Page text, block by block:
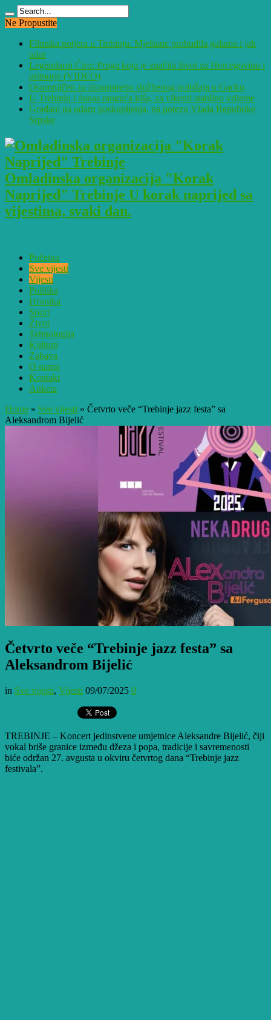
Ne Propustite
Filmska potjera u Trebinju: Mještane probudila galama i jak
udar
Legendarni Ćiro: Pruga koja je značila život za Hercegovinu i
primorje (VIDEO)
Osumnjičen za zloupotrebu službenog položaja u Gacku
U Trebinju i danas moguća kiša, za vikend stabilno vrijeme
Građani na udaru poskupljenja, na potezu Vlada Republike
Srpske
Omladinska organizacija "Korak
Naprijed" Trebinje U korak naprijed sa
vijestima, svaki dan.
Početna
Sve vijesti
Vijesti
Politika
Hronika
Sport
Život
Tehnologija
Kultura
Zabava
O nama
Kontakt
Anketa
Home » Sve vijesti » Četvrto veče “Trebinje jazz festa” sa
Aleksandrom Bijelić
Četvrto veče “Trebinje jazz festa” sa
Aleksandrom Bijelić
in Sve vijesti, Vijesti 09/07/2025 0
TREBINJE – Koncert jedinstvene umjetnice Aleksandre Bijelić, čiji
vokal briše granice između džeza i popa, tradicije i savremenosti
biće održan 27. avgusta u okviru četvrtog dana “Trebinje jazz
festivala”.